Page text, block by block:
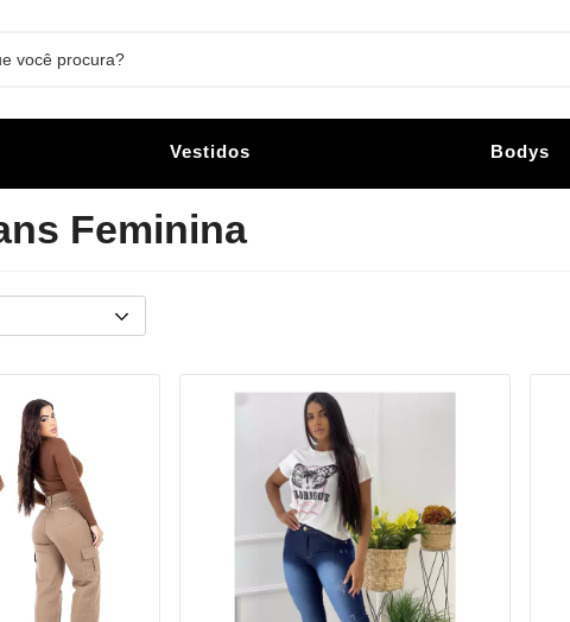
Vestidos Bodys
Feminina